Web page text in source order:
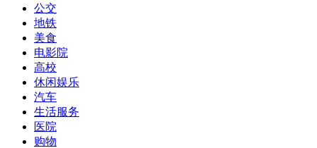
公交
地铁
美食
电影院
高校
休闲娱乐
汽车
生活服务
医院
购物